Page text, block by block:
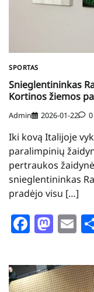
SPORTAS
Snieglentininkas
Kortinos žiemos
Admin 2026-01-22 0
Iki kovą Italijoje
paralimpinių
pertraukos
snieglentininkas
pradėjo visu […]